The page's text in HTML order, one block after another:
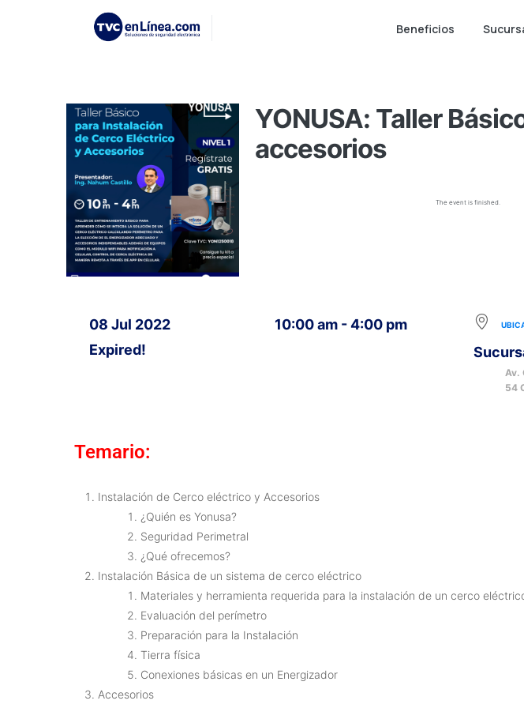
Beneficios
YONUSA: Taller
accesorios
The event is finished.
08 Jul 2022
Expired!
10:00 am - 4:00 pm
Av.
54
Temario:
Instalación de Cerco eléctrico y Accesorios
¿Quién es Yonusa?
Seguridad Perimetral
¿Qué ofrecemos?
Instalación Básica de un sistema de cerco eléctrico
Materiales y herramienta requerida para la instalación de un cerco
Evaluación del perímetro
Preparación para la Instalación
Tierra física
Conexiones básicas en un Energizador
Accesorios